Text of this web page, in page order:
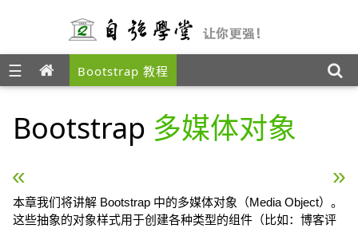
☰ Bootstrap 教程
Bootstrap 多媒体对象
« Bootstrap 进度条 Bootstrap 列表组 »
本章我们将讲解 Bootstrap 中的多媒体对象（Media Object）。
这些抽象的对象样式用于创建各种类型的组件（比如：博客评